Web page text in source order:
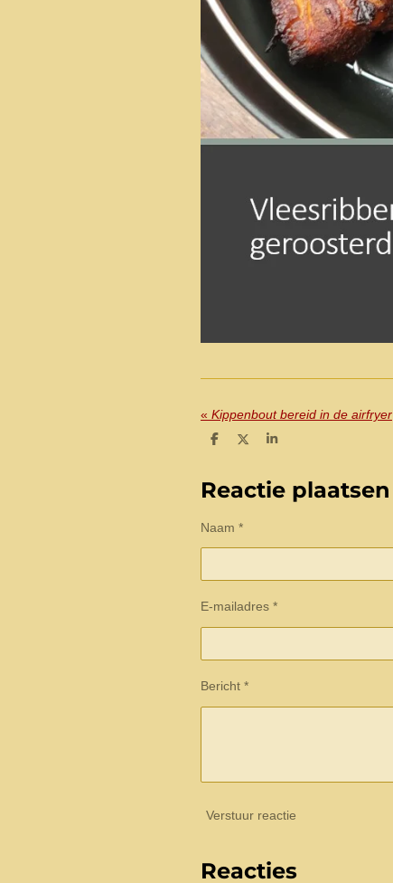
« Kippenbout bereid in de airfryer
D
e
n
D
S
r
e
Reactie plaatsen
Naam *
E-mailadres *
Bericht *
Verstuur reactie
Reacties